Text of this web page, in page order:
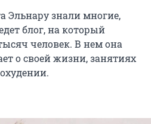
Эльнару знали многие,
блог, на который
человек. В нем она
о своей жизни, занятиях